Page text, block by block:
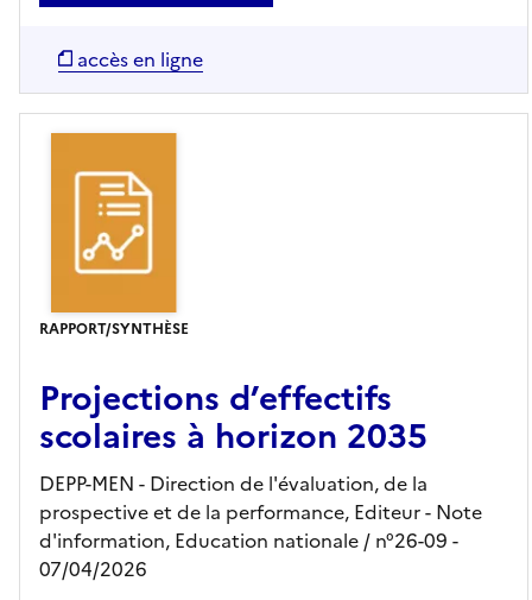
accès en ligne
RAPPORT/SYNTHÈSE
Projections d’effectifs
scolaires à horizon 2035
DEPP-MEN - Direction de l'évaluation, de la
prospective et de la performance, Editeur- Note
d'information, Education nationale / n°26-09 -
07/04/2026